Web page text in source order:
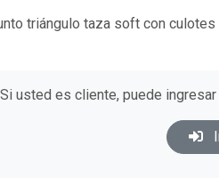
triángulo taza soft con
Si usted es cliente, puede